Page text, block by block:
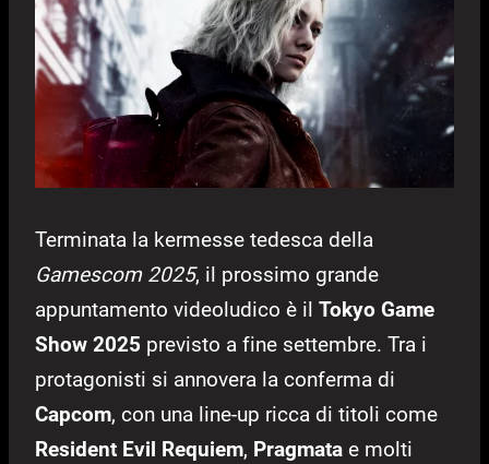
Terminata la kermesse tedesca della
Gamescom 2025, il prossimo grande
appuntamento videoludico è il Tokyo Game
Show 2025 previsto a fine settembre. Tra i
protagonisti si annovera la conferma di
Capcom, con una line-up ricca di titoli come
Resident Evil Requiem, Pragmata e molti